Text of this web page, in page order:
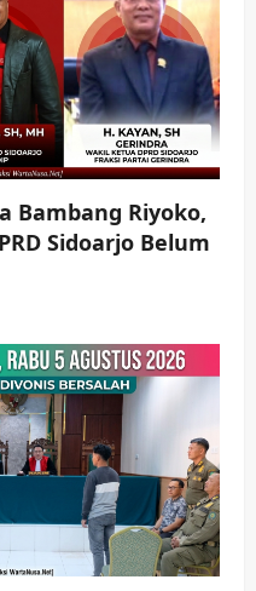
4 Agustus 2026
Bambang Riyoko,
Sidoarjo Belum